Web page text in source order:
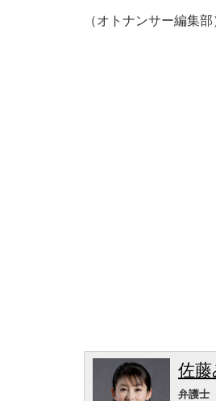
（オトナンサー編集部
佐藤
弁護士